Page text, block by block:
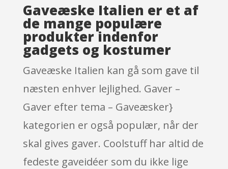
Gaveæske Italien er et af
de mange populære
produkter indenfor
gadgets og kostumer
Gaveæske Italien kan gå som gave til
næsten enhver lejlighed. Gaver –
Gaver efter tema – Gaveæsker}
kategorien er også populær, når der
skal gives gaver. Coolstuff har altid de
fedeste gaveidéer som du ikke lige